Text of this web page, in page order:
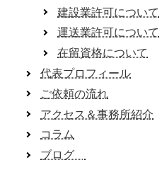
建設業許可について
運送業許可について
在留資格について
代表プロフィール
ご依頼の流れ
アクセス＆事務所紹介
コラム
ブログ